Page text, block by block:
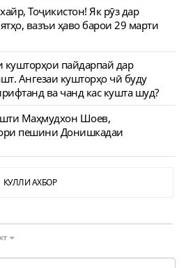
Тоҷикистон! Як рӯз дар
вазъи ҳаво барои 29 марти
кушторҳои пайдарпай дар
Ангезаи кушторҳо чӣ буду
ва чанд кас кушта шуд?
Маҳмудхон Шоев,
пешини Донишкадаи
КУЛЛИ АХБОР